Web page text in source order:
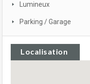
Lumineux
Parking / Garage
Localisation